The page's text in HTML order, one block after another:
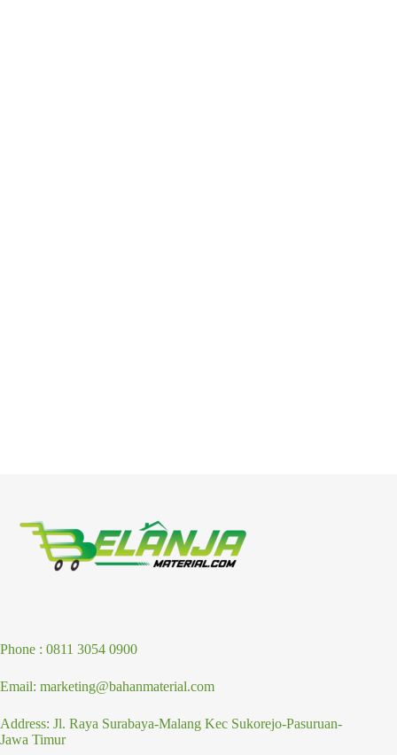
Phone : 0811 3054 0900
Email: marketing@bahanmaterial.com
Address: Jl. Raya Surabaya-Malang Kec Sukorejo-Pasuruan-
Jawa Timur